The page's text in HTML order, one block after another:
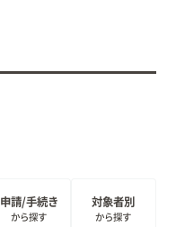
申請/手続き
から探す
対象者別
から探す